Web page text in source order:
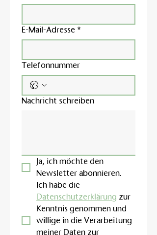
E-Mail-Adresse *
Telefonnummer
Nachricht schreiben
Ja, ich möchte den
Newsletter abonnieren.
Datenschutzerklärung zur
Kenntnis genommen und
willige in die Verarbeitung
meiner Daten zur